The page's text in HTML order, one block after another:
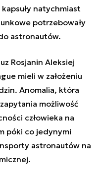
natychmiast
potrzebowały
astronautów.
Rosjanin Aleksiej
mieli w założeniu
Anomalia, która
możliwość
człowieka na
póki co jedynymi
astronautów na